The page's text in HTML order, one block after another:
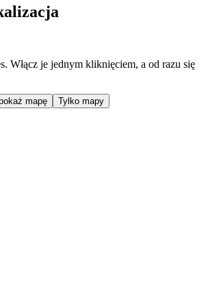
Włącz je jednym kliknięciem, a od razu się
mapę Tylko mapy